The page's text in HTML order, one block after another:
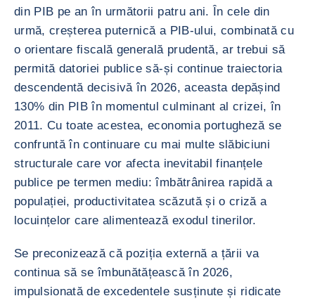
din PIB pe an în următorii patru ani. În cele din
urmă, creșterea puternică a PIB-ului, combinată cu
o orientare fiscală generală prudentă, ar trebui să
permită datoriei publice să-și continue traiectoria
descendentă decisivă în 2026, aceasta depășind
130% din PIB în momentul culminant al crizei, în
2011. Cu toate acestea, economia portugheză se
confruntă în continuare cu mai multe slăbiciuni
structurale care vor afecta inevitabil finanțele
publice pe termen mediu: îmbătrânirea rapidă a
populației, productivitatea scăzută și o criză a
locuințelor care alimentează exodul tinerilor.
Se preconizează că poziția externă a țării va
continua să se îmbunătățească în 2026,
impulsionată de excedentele susținute și ridicate